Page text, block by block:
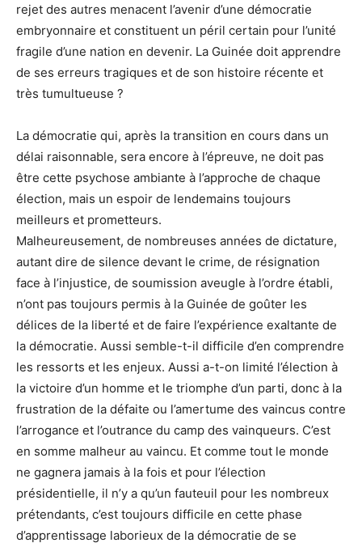
rejet des autres menacent l’avenir d’une démocratie
embryonnaire et constituent un péril certain pour l’unité
fragile d’une nation en devenir. La Guinée doit apprendre
de ses erreurs tragiques et de son histoire récente et
très tumultueuse ?
La démocratie qui, après la transition en cours dans un
délai raisonnable, sera encore à l’épreuve, ne doit pas
être cette psychose ambiante à l’approche de chaque
élection, mais un espoir de lendemains toujours
meilleurs et prometteurs.
Malheureusement, de nombreuses années de dictature,
autant dire de silence devant le crime, de résignation
face à l’injustice, de soumission aveugle à l’ordre établi,
n’ont pas toujours permis à la Guinée de goûter les
délices de la liberté et de faire l’expérience exaltante de
la démocratie. Aussi semble-t-il difficile d’en comprendre
les ressorts et les enjeux. Aussi a-t-on limité l’élection à
la victoire d’un homme et le triomphe d’un parti, donc à la
frustration de la défaite ou l’amertume des vaincus contre
l’arrogance et l’outrance du camp des vainqueurs. C’est
en somme malheur au vaincu. Et comme tout le monde
ne gagnera jamais à la fois et pour l’élection
présidentielle, il n’y a qu’un fauteuil pour les nombreux
prétendants, c’est toujours difficile en cette phase
d’apprentissage laborieux de la démocratie de se